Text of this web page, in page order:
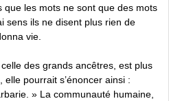
les mots ne sont que des mots
sens ils ne disent plus rien de
vie.
des grands ancêtres, est plus
pourrait s’énoncer ainsi :
» La communauté humaine,